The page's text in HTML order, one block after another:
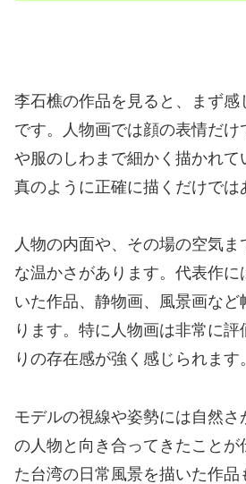
李石樵の作品を見ると、まず感
です。人物画では顔の表情だ
や服のしわまで細かく描かれて
真のように正確に描くだけでは
人物の内面や、その場の空気ま
な温かさがあります。代表作に
いた作品、静物画、風景画など
ります。特に人物画は非常に評
りの存在感が強く感じられます。
モデルの視線や姿勢には自然さ
の人物と向き合ってきたことが
た台湾の日常風景を描いた作品